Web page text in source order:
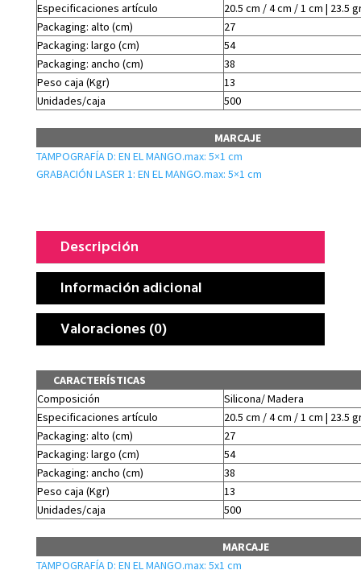
Especificaciones artículo
20.5 cm / 4 cm / 1 cm | 23.5
Packaging: alto (cm)
27
Packaging: largo (cm)
54
Packaging: ancho (cm)
38
Peso caja (Kgr)
13
Unidades/caja
500
MARCAJE
TAMPOGRAFÍA D: EN EL MANGO.max: 5×1 cm
GRABACIÓN LASER 1: EN EL MANGO.max: 5×1 cm
Descripción
Información adicional
Valoraciones (0)
CARACTERÍSTICAS
Composición
Silicona/ Madera
Especificaciones artículo
20.5 cm / 4 cm / 1 cm | 23.5
Packaging: alto (cm)
27
Packaging: largo (cm)
54
Packaging: ancho (cm)
38
Peso caja (Kgr)
13
Unidades/caja
500
MARCAJE
TAMPOGRAFÍA D: EN EL MANGO.max: 5x1 cm